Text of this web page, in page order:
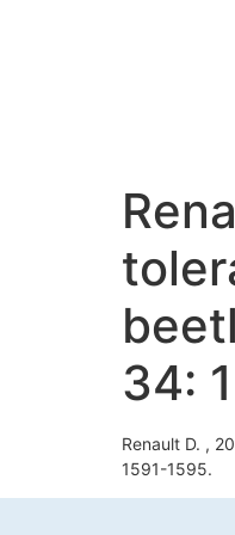
34:
Renault D. ,
1591-1595.